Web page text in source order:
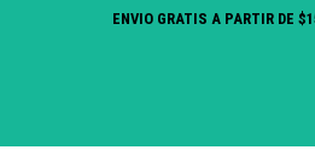
ENVIO GRATIS A PARTIR DE